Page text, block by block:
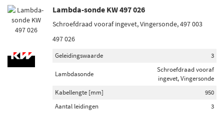
Lambda-sonde KW 497 026
Schroefdraad vooraf ingevet, Vingersonde, 497 003
497 026
Geleidingswaarde 3
Lambdasonde
Schroefdraad vooraf
ingevet, Vingersonde
Kabellengte [mm]
950
Aantal leidingen
3